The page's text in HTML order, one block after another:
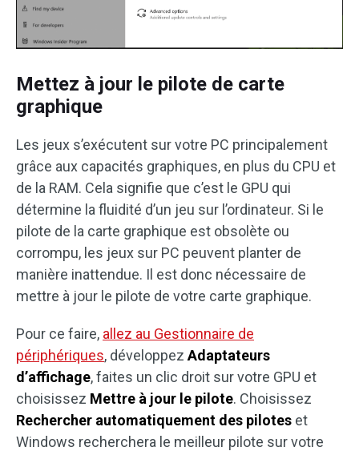
Mettez à jour le pilote de carte
graphique
Les jeux s’exécutent sur votre PC principalement
grâce aux capacités graphiques, en plus du CPU et
de la RAM. Cela signifie que c’est le GPU qui
détermine la fluidité d’un jeu sur l’ordinateur. Si le
pilote de la carte graphique est obsolète ou
corrompu, les jeux sur PC peuvent planter de
manière inattendue. Il est donc nécessaire de
mettre à jour le pilote de votre carte graphique.
Pour ce faire, allez au Gestionnaire de
périphériques, développez Adaptateurs
d’affichage, faites un clic droit sur votre GPU et
choisissez Mettre à jour le pilote. Choisissez
Rechercher automatiquement des pilotes et
Windows recherchera le meilleur pilote sur votre